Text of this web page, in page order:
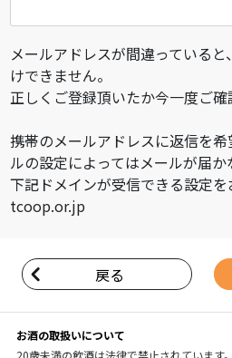
メールアドレスが間違っている
けできません。
正しくご登録頂いたか今一度ご確
携帯のメールアドレスに返信を
ルの設定によってはメールが届
下記ドメインが受信できる設定を
tcoop.or.jp
戻る
お酒の取扱いについて